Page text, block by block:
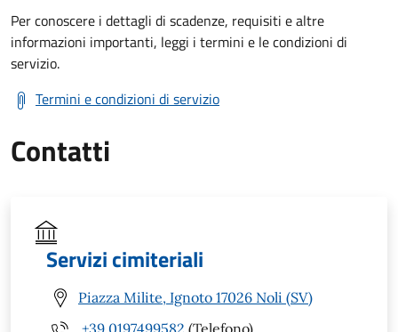
Per conoscere i dettagli di scadenze, requisiti e altre
informazioni importanti, leggi i termini e le condizioni di
servizio.
Termini e condizioni di servizio
Contatti
Servizi cimiteriali
Piazza Milite, Ignoto 17026 Noli (SV)